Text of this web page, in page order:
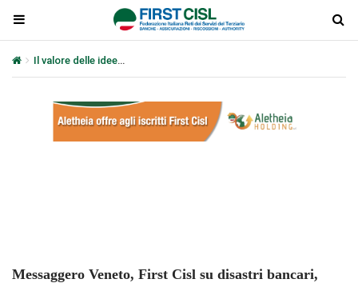
Il valore delle idee
Messaggero Veneto, First Cisl su disastri bancari,